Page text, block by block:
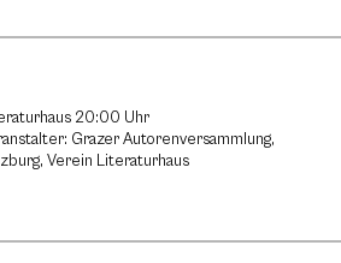
20:00 Uhr
Grazer Autorenversammlung,
Verein Literaturhaus